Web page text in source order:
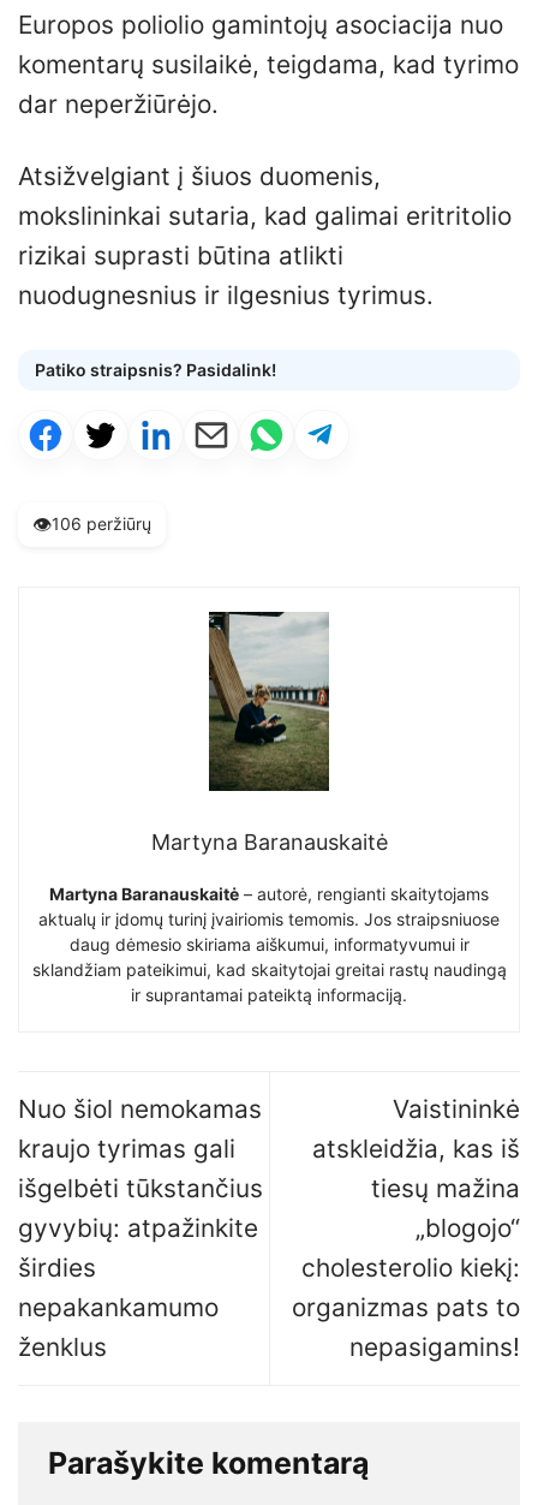
Europos poliolio gamintojų asociacija nuo
komentarų susilaikė, teigdama, kad tyrimo
dar neperžiūrėjo.
Atsižvelgiant į šiuos duomenis,
mokslininkai sutaria, kad galimai eritritolio
rizikai suprasti būtina atlikti
nuodugnesnius ir ilgesnius tyrimus.
Patiko straipsnis? Pasidalink!
👁️106 peržiūrų
Martyna Baranauskaitė
Martyna Baranauskaitė – autorė, rengianti skaitytojams
aktualų ir įdomų turinį įvairiomis temomis. Jos straipsniuose
daug dėmesio skiriama aiškumui, informatyvumui ir
sklandžiam pateikimui, kad skaitytojai greitai rastų naudingą
ir suprantamai pateiktą informaciją.
Nuo šiol nemokamas
kraujo tyrimas gali
išgelbėti tūkstančius
gyvybių: atpažinkite
širdies
nepakankamumo
ženklus
Vaistininkė
atskleidžia, kas iš
tiesų mažina
„blogojo“
cholesterolio kiekį:
organizmas pats to
nepasigamins!
Parašykite komentarą